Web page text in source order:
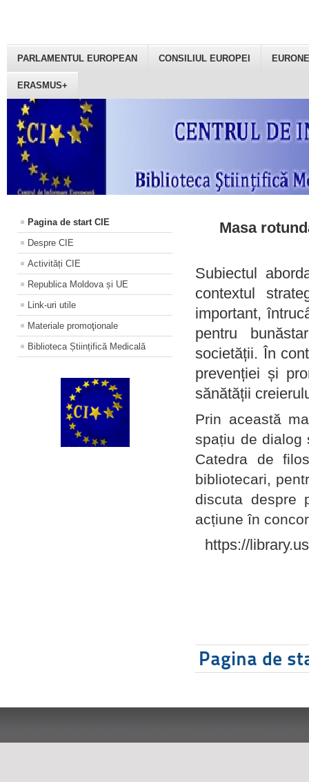
PARLAMENTUL EUROPEAN CONSILIUL EUROPEI
ERASMUS+
Pagina de start CIE
Despre CIE
Activități CIE
Republica Moldova și UE
Link-uri utile
Materiale promoţionale
Biblioteca Științifică Medicală
Masa
Subiectul
contextul
important,
pentru
societății. În
prevenției și
sănătății
Prin această
spațiu de dialog
Catedra de
bibliotecari,
discuta despre
acțiune în
https://
Pagina de